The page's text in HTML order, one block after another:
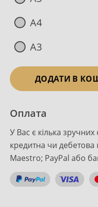
A4
A3
ДОДАТИ В
Оплата
У Вас є кілька
кредитна чи
Maestro; PayPal або